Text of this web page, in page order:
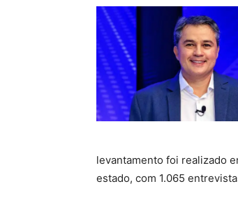
levantamento foi realizado
estado, com 1.065